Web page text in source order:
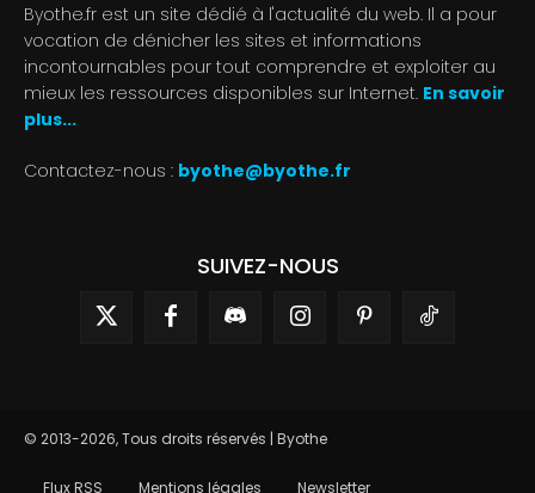
Byothe.fr est un site dédié à l'actualité du web. Il a pour
vocation de dénicher les sites et informations
incontournables pour tout comprendre et exploiter au
mieux les ressources disponibles sur Internet. En savoir
plus...
Contactez-nous : byothe@byothe.fr
SUIVEZ-NOUS
© 2013-2026, Tous droits réservés | Byothe
Flux RSS Mentions légales Newsletter